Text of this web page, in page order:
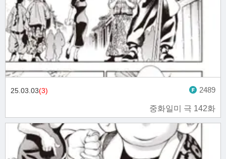
중화일미 극 142화
25.03.03(3) 2489